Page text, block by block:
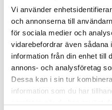
Vi använder
och annonserna till
för sociala medier och
vidarebefordrar även sådana
information från din enhet till
annons- och analysföretag
Dessa kan i sin tur
information som du har